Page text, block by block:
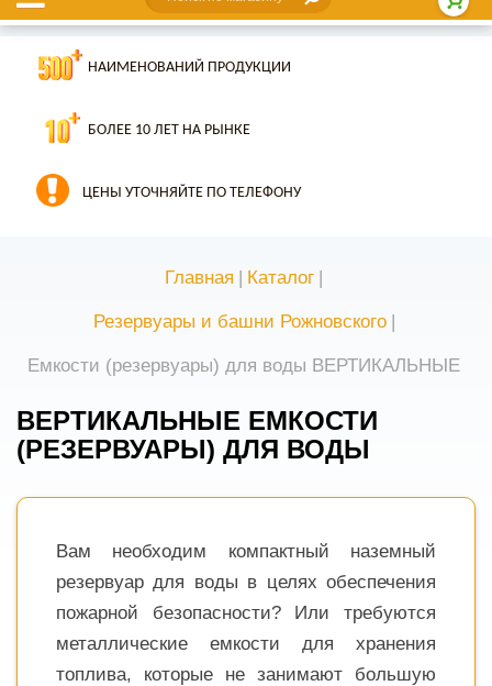
НАИМЕНОВАНИЙ ПРОДУКЦИИ
БОЛЕЕ 10 ЛЕТ НА РЫНКЕ
ЦЕНЫ УТОЧНЯЙТЕ ПО ТЕЛЕФОНУ
Главная | Каталог |
Резервуары и башни Рожновского |
Емкости (резервуары) для воды ВЕРТИКАЛЬНЫЕ
ВЕРТИКАЛЬНЫЕ ЕМКОСТИ
(РЕЗЕРВУАРЫ) ДЛЯ ВОДЫ
Вам необходим компактный наземный
резервуар для воды в целях обеспечения
пожарной безопасности? Или требуются
металлические емкости для хранения
топлива, которые не занимают большую